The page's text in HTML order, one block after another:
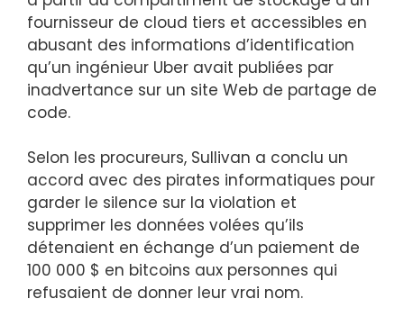
fournisseur de cloud tiers et accessibles en
abusant des informations d’identification
qu’un ingénieur Uber avait publiées par
inadvertance sur un site Web de partage de
code.
Selon les procureurs, Sullivan a conclu un
accord avec des pirates informatiques pour
garder le silence sur la violation et
supprimer les données volées qu’ils
détenaient en échange d’un paiement de
100 000 $ en bitcoins aux personnes qui
refusaient de donner leur vrai nom.